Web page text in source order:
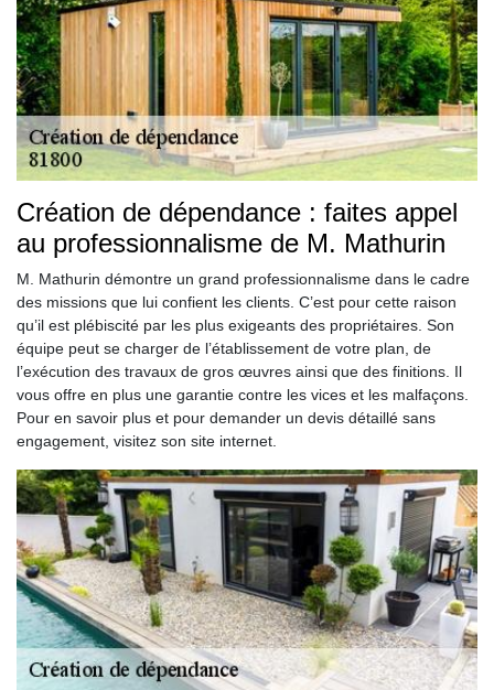
Création de dépendance : faites appel
au professionnalisme de M. Mathurin
M. Mathurin démontre un grand professionnalisme dans le cadre
des missions que lui confient les clients. C’est pour cette raison
qu’il est plébiscité par les plus exigeants des propriétaires. Son
équipe peut se charger de l’établissement de votre plan, de
l’exécution des travaux de gros œuvres ainsi que des finitions. Il
vous offre en plus une garantie contre les vices et les malfaçons.
Pour en savoir plus et pour demander un devis détaillé sans
engagement, visitez son site internet.